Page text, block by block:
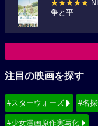
★★★★★
争と平...
注目の映画を探す
#スターウォーズ #名
#少女漫画原作実写化